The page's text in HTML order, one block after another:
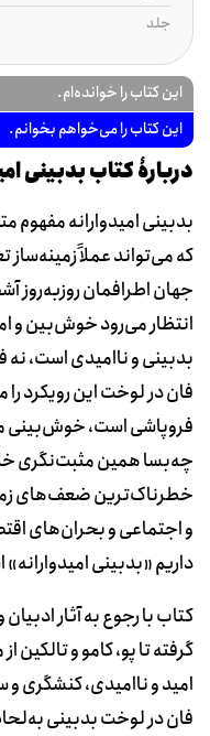
جلد
این کتاب را خوانده‌ام.
این کتاب را می‌خواهم بخوانم.
دربارۀ کتاب بدبینی
بدبینی امیدوارانه
که می‌تواند عملاً
جهان اطرافمان روزبه‌روز
انتظار می‌رود خوش‌بین و
بدبینی و ناامیدی است،
فان در لوخت این رویکرد
فروپاشی است، خوش‌بینی
چه‌بسا همین مثبت‌نگری
خطرناک‌ترین ضعف‌های
و اجتماعی و بحران‌های
داریم «بدبینی
کتاب با رجوع به آثار
گرفته تا ‌پو، کامو و
امید و ناامیدی، کنشگری و
فان در لوخت بدبینی